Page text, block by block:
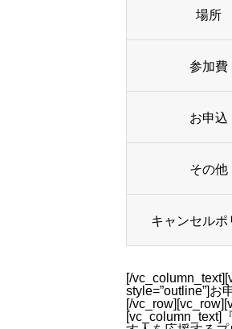
場所
参加費
お申込
その他
キャンセルポ
[/
style=”outline”]お
[/
[vc_column_text]